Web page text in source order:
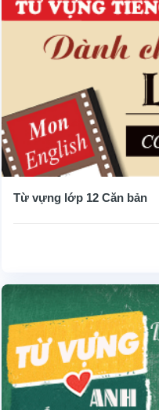
Từ vựng lớp 12 Căn bản